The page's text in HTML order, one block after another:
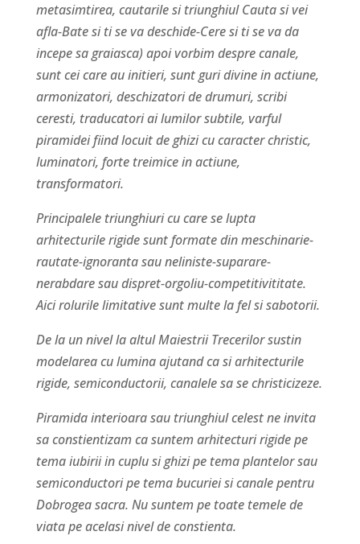
metasimtirea, cautarile si triunghiul Cauta si vei
afla-Bate si ti se va deschide-Cere si ti se va da
incepe sa graiasca) apoi vorbim despre canale,
sunt cei care au initieri, sunt guri divine in actiune,
armonizatori, deschizatori de drumuri, scribi
ceresti, traducatori ai lumilor subtile, varful
piramidei fiind locuit de ghizi cu caracter christic,
luminatori, forte treimice in actiune,
transformatori.
Principalele triunghiuri cu care se lupta
arhitecturile rigide sunt formate din meschinarie-
rautate-ignoranta sau neliniste-suparare-
nerabdare sau dispret-orgoliu-competitivititate.
Aici rolurile limitative sunt multe la fel si sabotorii.
De la un nivel la altul Maiestrii Trecerilor sustin
modelarea cu lumina ajutand ca si arhitecturile
rigide, semiconductorii, canalele sa se christicizeze.
Piramida interioara sau triunghiul celest ne invita
sa constientizam ca suntem arhitecturi rigide pe
tema iubirii in cuplu si ghizi pe tema plantelor sau
semiconductori pe tema bucuriei si canale pentru
Dobrogea sacra. Nu suntem pe toate temele de
viata pe acelasi nivel de constienta.